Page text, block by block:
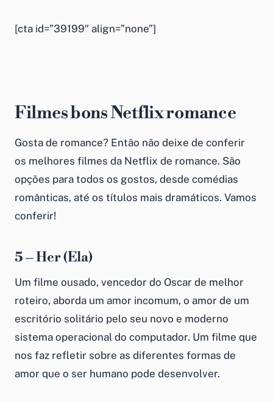
[cta id=”39199″ align=”none”]
Filmes bons Netflix romance
Gosta de romance? Então não deixe de conferir
os melhores filmes da Netflix de romance. São
opções para todos os gostos, desde comédias
românticas, até os títulos mais dramáticos. Vamos
conferir!
5 – Her (Ela)
Um filme ousado, vencedor do Oscar de melhor
roteiro, aborda um amor incomum, o amor de um
escritório solitário pelo seu novo e moderno
sistema operacional do computador. Um filme que
nos faz refletir sobre as diferentes formas de
amor que o ser humano pode desenvolver.